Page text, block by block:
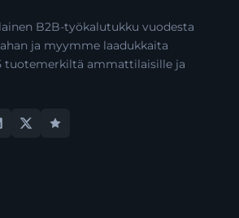
B2B-työkalutukku vuodesta
ja myymme laadukkaita
tuotemerkiltä ammattilaisille ja